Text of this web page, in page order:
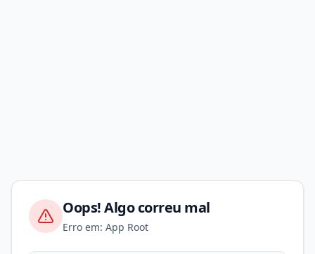
Oops! Algo correu mal
Erro em: App Root